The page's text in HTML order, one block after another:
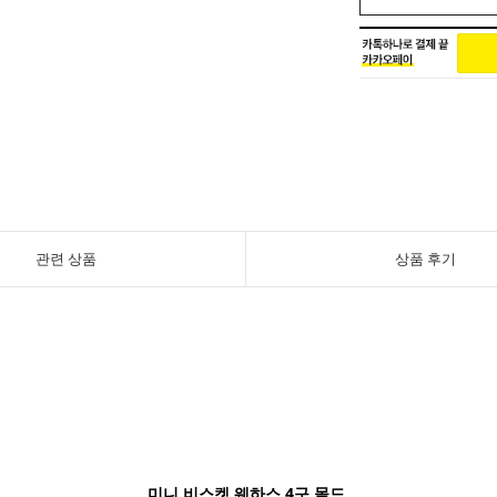
관련 상품 상품 후기